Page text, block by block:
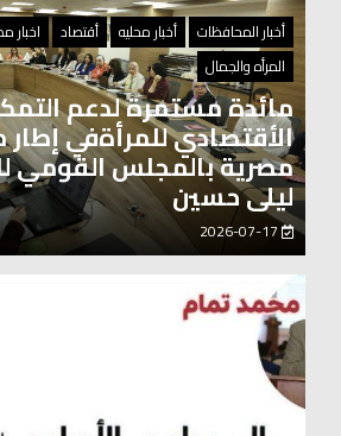
أخبار المحافظات
أخبار محليه أقتصاد اخبار
المرأه والجمال
مائدة مستمرة لدعم
الأقتصادي للمرأةفي إطار
مصرية بالمجلس القومي
ليلى حسين
2026-07-17